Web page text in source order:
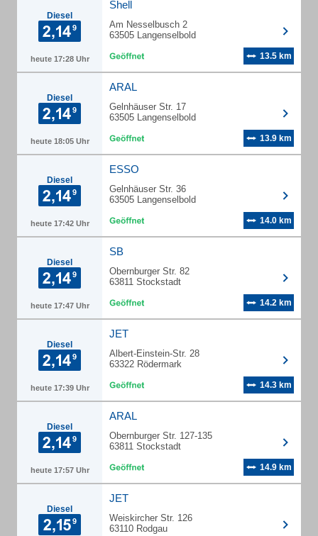
Diesel
heute 17:28 Uhr
Shell
Am Nesselbusch 2
63505 Langenselbold
13.5 km
Diesel
heute 18:05 Uhr
ARAL
Gelnhäuser Str. 17
63505 Langenselbold
13.9 km
Diesel
heute 17:42 Uhr
ESSO
Gelnhäuser Str. 36
63505 Langenselbold
14.0 km
Diesel
heute 17:47 Uhr
SB
Obernburger Str. 82
63811 Stockstadt
14.2 km
Diesel
heute 17:39 Uhr
JET
Albert-Einstein-Str. 28
63322 Rödermark
14.3 km
Diesel
heute 17:57 Uhr
ARAL
Obernburger Str. 127-135
63811 Stockstadt
14.9 km
Diesel
JET
Weiskircher Str. 126
63110 Rodgau